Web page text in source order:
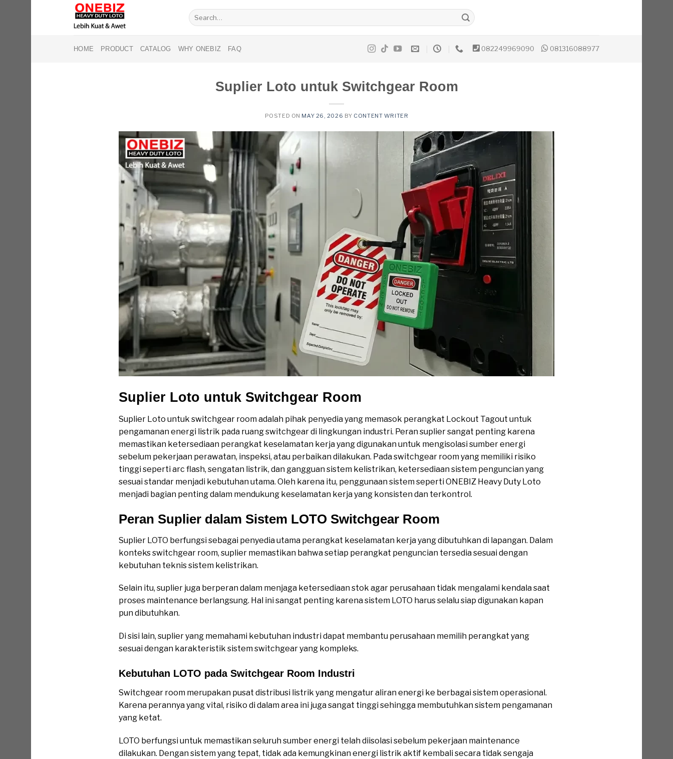
Search
for:
HOME PRODUCT CATALOG WHY ONEBIZ FAQ 082249969090 081316088977
Suplier Loto untuk Switchgear Room
POSTED ON MAY 26, 2026 BY CONTENT WRITER
Suplier Loto untuk Switchgear Room
Suplier Loto untuk switchgear room adalah pihak penyedia yang memasok perangkat Lockout Tagout untuk
pengamanan energi listrik pada ruang switchgear di lingkungan industri. Peran suplier sangat penting karena
memastikan ketersediaan perangkat keselamatan kerja yang digunakan untuk mengisolasi sumber energi
sebelum pekerjaan perawatan, inspeksi, atau perbaikan dilakukan. Pada switchgear room yang memiliki risiko
tinggi seperti arc flash, sengatan listrik, dan gangguan sistem kelistrikan, ketersediaan sistem penguncian yang
sesuai standar menjadi kebutuhan utama. Oleh karena itu, penggunaan sistem seperti ONEBIZ Heavy Duty Loto
menjadi bagian penting dalam mendukung keselamatan kerja yang konsisten dan terkontrol.
Peran Suplier dalam Sistem LOTO Switchgear Room
Suplier LOTO berfungsi sebagai penyedia utama perangkat keselamatan kerja yang dibutuhkan di lapangan. Dalam
konteks switchgear room, suplier memastikan bahwa setiap perangkat penguncian tersedia sesuai dengan
kebutuhan teknis sistem kelistrikan.
Selain itu, suplier juga berperan dalam menjaga ketersediaan stok agar perusahaan tidak mengalami kendala saat
proses maintenance berlangsung. Hal ini sangat penting karena sistem LOTO harus selalu siap digunakan kapan
pun dibutuhkan.
Di sisi lain, suplier yang memahami kebutuhan industri dapat membantu perusahaan memilih perangkat yang
sesuai dengan karakteristik sistem switchgear yang kompleks.
Kebutuhan LOTO pada Switchgear Room Industri
Switchgear room merupakan pusat distribusi listrik yang mengatur aliran energi ke berbagai sistem operasional.
Karena perannya yang vital, risiko di dalam area ini juga sangat tinggi sehingga membutuhkan sistem pengamanan
yang ketat.
LOTO berfungsi untuk memastikan seluruh sumber energi telah diisolasi sebelum pekerjaan maintenance
dilakukan. Dengan sistem yang tepat, tidak ada kemungkinan energi listrik aktif kembali secara tidak sengaja